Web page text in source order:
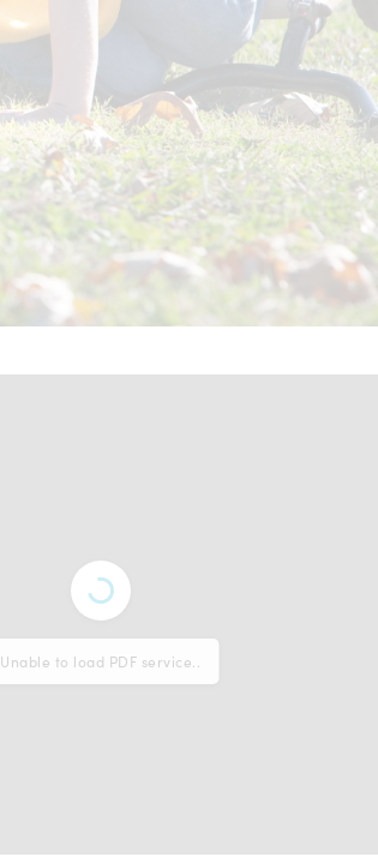
Unable to load PDF service..